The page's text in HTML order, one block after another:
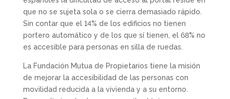
que no se sujeta sola o se cierra demasiado rápido.
Sin contar que el 14% de los edificios no tienen
portero automático y de los que sí tienen, el 68% no
es accesible para personas en silla de ruedas.
La Fundación Mutua de Propietarios tiene la misión
de mejorar la accesibilidad de las personas con
movilidad reducida a la vivienda y a su entorno.